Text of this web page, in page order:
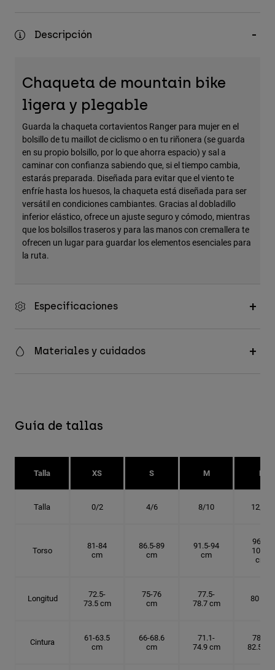
Ver Todo
Gorras y Gorros
Descripción
Chaqueta de mountain bike
ligera y plegable
Guarda la chaqueta cortavientos Ranger para mujer en el
bolsillo de tu maillot de ciclismo o en tu riñonera (se guarda
en su propio bolsillo, por lo que ahorra espacio) y sal a
caminar con confianza sabiendo que, si el tiempo cambia,
estarás preparada. Diseñada para evitar que el viento te
enfríe hasta los huesos, la chaqueta está diseñada para ser
versátil en condiciones cambiantes. Gracias al dobladillo
inferior elástico, ofrece un ajuste seguro y cómodo, mientras
que los bolsillos traseros y para las manos con cremallera te
ofrecen un lugar para guardar los elementos esenciales para
la ruta.
Especificaciones
Materiales y cuidados
Guía de tallas
Talla XS S M L
Talla 0/2 4/6 8/10 12/14
Torso
81-84
cm
86.5-89
cm
91.5-94
cm
96.5-
101.5
cm
Longitud
72.5-
73.5 cm
75-76
cm
77.5-
78.7 cm
80 cm
Cintura
61-63.5
cm
66-68.6
cm
71.1-
74.9 cm
78.7-
82.5 cm